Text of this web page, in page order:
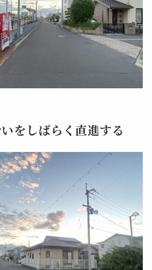
をしばらく直進する